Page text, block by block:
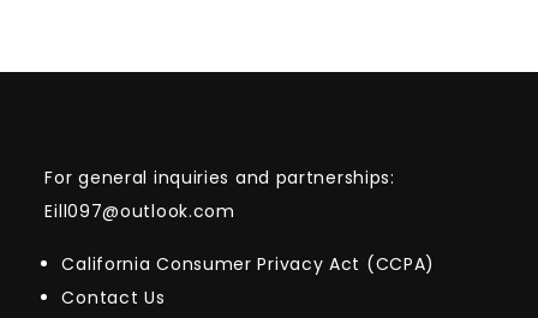
For general inquiries and partnerships:
Eill097@outlook.com
California Consumer Privacy Act (CCPA)
Contact Us